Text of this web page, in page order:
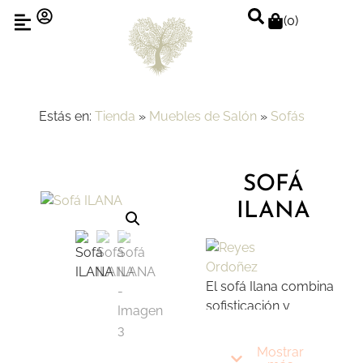
(0)
Estás en: Tienda » Muebles de Salón » Sofás
SOFÁ
ILANA
El sofá Ilana combina
sofisticación y
detalle. Su estructura
Mostrar